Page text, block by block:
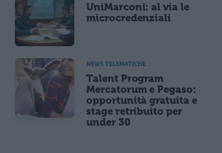
UniMarconi: al via le
microcredenziali
NEWS TELEMATICHE
Talent Program
Mercatorum e Pegaso:
opportunità gratuita e
stage retribuito per
under 30